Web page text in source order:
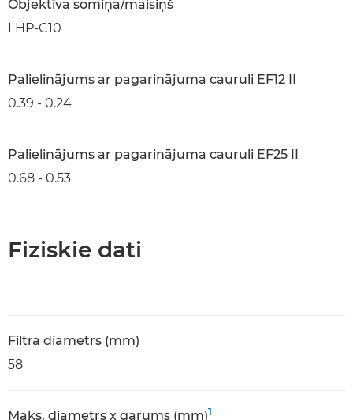
Objektīva somiņa/maisiņš
LHP-C10
Palielinājums ar pagarinājuma cauruli EF12 II
0.39 - 0.24
Palielinājums ar pagarinājuma cauruli EF25 II
0.68 - 0.53
Fiziskie dati
Filtra diametrs (mm)
58
Maks. diametrs x garums (mm)1